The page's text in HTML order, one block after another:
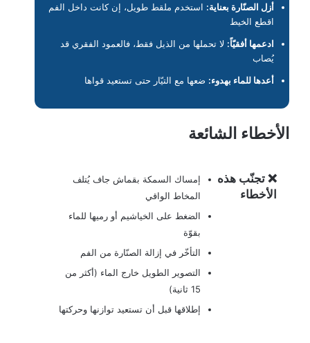
أزل الصنّارة بعناية: استخدم ملقط طويل، إن كانت داخل الفم
اقطع الخيط
ادعمها أفقيّاً: لا تحملها من الذيل فقط، فالعمود الفقري قد
يُصاب
أعدها للماء بهدوء: ضعها مع التيّار حتى تستعيد قواها
الأخطاء الشائعة
❌ تجنّب هذه
الأخطاء
إمساك السمكة بقماش جاف يُتلف
المخاط الواقي
الضغط على الخياشيم أو رميها للماء
بقوّة
التأخّر في إزالة الصنّارة من الفم
التصوير الطويل خارج الماء (أكثر من
15 ثانية)
إطلاقها قبل أن تستعيد توازنها وحركتها